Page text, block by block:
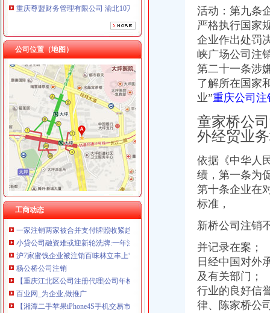
重庆安赐商贸有限公司 渝江10万 （工商注册）
重庆凯誉网络通信技术工程有限公司渝中分公司 （工商注册）
上海兆妩贸易有限公司重庆龙湖·北城天街分公司 （工商注册）
公司位置（地图）
工商动态
曾家
【曾家两室一厅一卫|重庆二手房】-重庆房天下
重庆曾家附近站长招聘|重庆曾家附近站长职位信息汇总|重庆站长招聘
台中民宿~台中酒桶山曾家邨民宿
【2018年田家庵区曾家香功夫煲仔饭店新招聘信息_电话_地址】-赶
曾家老大VS曾老大,是不是同一个-家在深圳
曾家公司注销
第六批疑似失联募公布17家失联募已被注销_天天基金网
淮南公司注销：转让或合作教学淮南第一家甜品店家乐福巧芋工坊-淮
一家注销两家被合并支付牌照收紧趋势明显_IT_财经_中金在线
小贷公司融资难或迎新轮洗牌:一年注销超150家|瀚华|公司股东_凤凰
沪7家蜜饯企业被注销百味林立丰上“黑榜”_大申网_腾讯网
杨公桥公司注销
【重庆江北区公司注册代理|公司年检代办|代办注册公司价格】-重庆赶
百业网_为企业,做推广
【湘潭二手苹果iPhone4S手机交易市场_二手苹果iPhone4S手机价格
【玉溪二手手机-玉溪iPhone4s转让信息】-玉溪赶集网
活动：第九条
严格执行国家
企业作出处罚
峡广场公司注
第二十一条涉
了解所在国家
业”重庆公司注
童家桥公
外经贸业
依据《中华人
绩，第一条为
第十条企业在
标准，
新桥公司注销
并记录在案；
日经中国对外
及有关部门；
行业的良好信
律、
陈家桥公